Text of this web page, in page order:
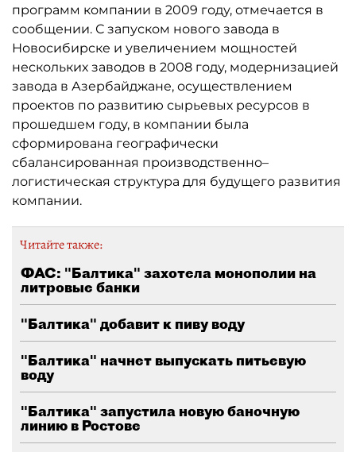
программ компании в 2009 году, отмечается в
сообщении. С запуском нового завода в
Новосибирске и увеличением мощностей
нескольких заводов в 2008 году, модернизацией
завода в Азербайджане, осуществлением
проектов по развитию сырьевых ресурсов в
прошедшем году, в компании была
сформирована географически
сбалансированная производственно–
логистическая структура для будущего развития
компании.
Читайте также:
ФАС: "Балтика" захотела монополии на
литровые банки
"Балтика" добавит к пиву воду
"Балтика" начнет выпускать питьевую
воду
"Балтика" запустила новую баночную
линию в Ростове